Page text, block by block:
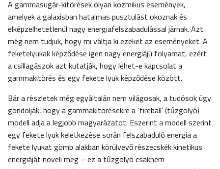
A gammasugár-kitörések olyan kozmikus események,
amelyek a galaxisban hatalmas pusztulást okoznak és
elképzelhetetlenül nagy energiafelszabadulással járnak. Azt
még nem tudjuk, hogy mi váltja ki ezeket az eseményeket. A
feketelyukak képződése igen nagy energiájú folyamat, ezért
a csillagászok azt kutatják, hogy lehet-e kapcsolat a
gammakitörés és egy fekete lyuk képződése között.
Bár a részletek még egyáltalán nem világosak, a tudósok úgy
gondolják, hogy a gammakitörésekre a ‘fireball’ (tűzgolyó)
modell adja a legjobb magyarázatot. Eszerint a modell szerint
egy fekete lyuk keletkezése során felszabaduló energia a
fekete lyukat gömb alakban körülvevő részecskék kinetikus
energiáját növeli meg – ez a tűzgolyó csaknem